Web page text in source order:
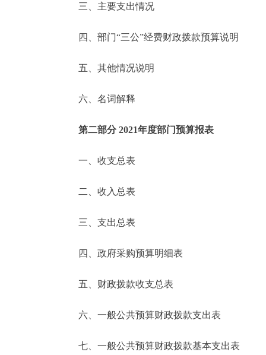
便民服务
中介服务
政民互动
12345网上接诉即办
参与调查
走进北京
北京概况
绿色北京
ENGLISH
三、主要支出情况
四、部门“三公”经费财政拨款预算说明
五、其他情况说明
六、名词解释
第二部分 2021年度部门预算报表
一、收支总表
二、收入总表
三、支出总表
四、政府采购预算明细表
五、财政拨款收支总表
六、一般公共预算财政拨款支出表
七、一般公共预算财政拨款基本支出表